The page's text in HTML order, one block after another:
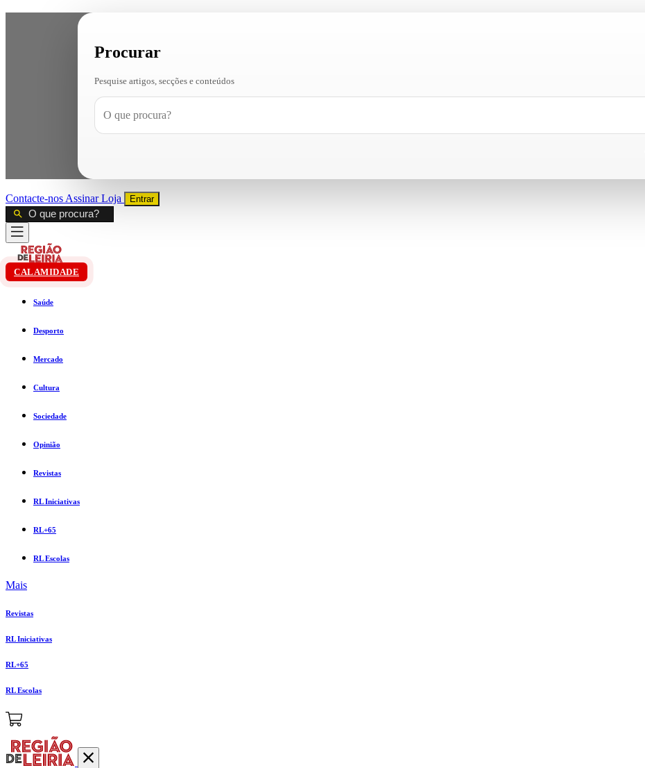
Procurar
Pesquise artigos, secções e conteúdos
Contacte-nos AssinarLoja Entrar
CALAMIDADE
Saúde
Desporto
Mercado
Cultura
Sociedade
Opinião
Revistas
RL Iniciativas
RL+65
RL Escolas
Mais
Revistas
RL Iniciativas
RL+65
RL Escolas